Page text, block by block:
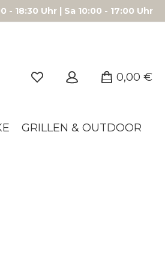
18:30 Uhr | Sa 10:00 - 17:00 Uhr
0,00 €
GRILLEN & OUTDOOR